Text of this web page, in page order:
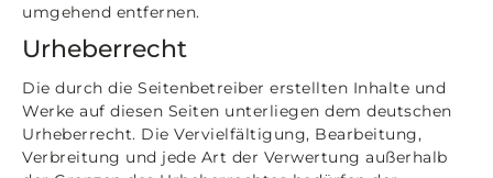
umgehend entfernen.
Urheberrecht
Die durch die Seitenbetreiber erstellten Inhalte und
Werke auf diesen Seiten unterliegen dem deutschen
Urheberrecht. Die Vervielfältigung, Bearbeitung,
Verbreitung und jede Art der Verwertung außerhalb